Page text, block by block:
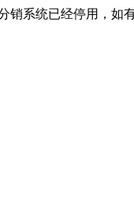
销系统已经停用，如